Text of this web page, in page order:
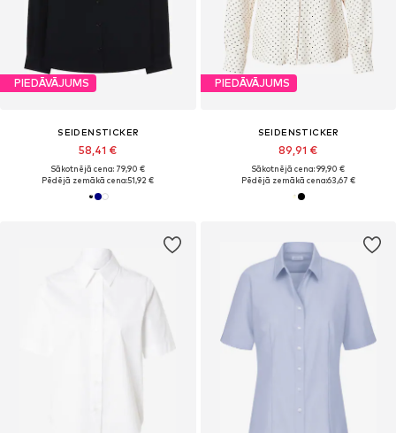
PIEDĀVĀJUMS
SEIDENSTICKER
58,41 €
Sākotnējā cena: 79,90 €
Pēdējā zemākā cena:51,92 €
PIEDĀVĀJUMS
SEIDENSTICKER
89,91 €
Sākotnējā cena: 99,90 €
Pēdējā zemākā cena:63,67 €